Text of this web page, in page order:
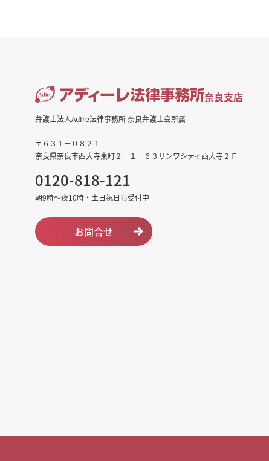
奈良支店
弁護士法人AdIre法律事務所 奈良弁護士会所属
〒６３１－０８２１
奈良県奈良市西大寺東町２－１－６３サンワシティ西大寺２Ｆ
0120-818-121
朝9時～夜10時・土日祝日も受付中
お問合せ